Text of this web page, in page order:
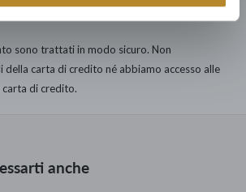
Democratico Italiano.
hanno arredato le loro case con noi.
sono trattati in modo sicuro. Non
della carta di credito né abbiamo accesso alle
di credito.
anche